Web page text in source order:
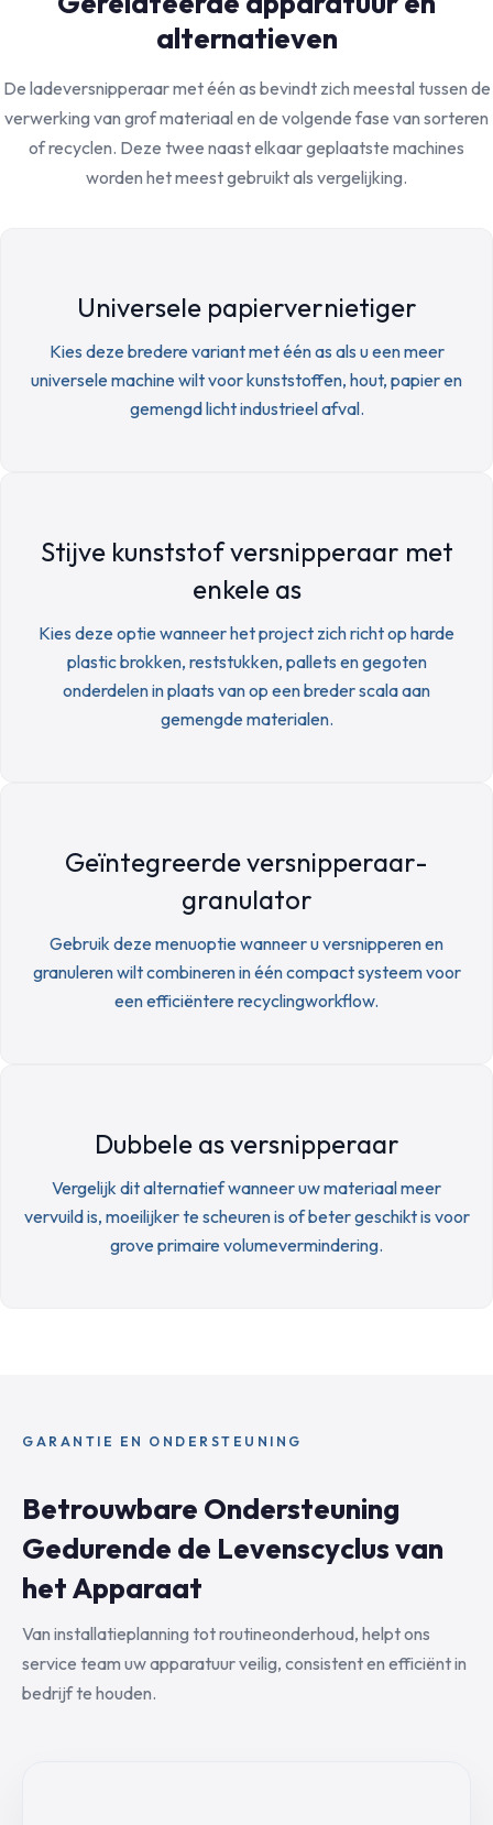
alternatieven
De ladeversnipperaar met één as bevindt zich meestal tussen de
verwerking van grof materiaal en de volgende fase van sorteren
of recyclen. Deze twee naast elkaar geplaatste machines
worden het meest gebruikt als vergelijking.
Universele papiervernietiger
Kies deze bredere variant met één as als u een meer
universele machine wilt voor kunststoffen, hout, papier en
gemengd licht industrieel afval.
Stijve kunststof versnipperaar met
enkele as
Kies deze optie wanneer het project zich richt op harde
plastic brokken, reststukken, pallets en gegoten
onderdelen in plaats van op een breder scala aan
gemengde materialen.
Geïntegreerde versnipperaar-
granulator
Gebruik deze menuoptie wanneer u versnipperen en
granuleren wilt combineren in één compact systeem voor
een efficiëntere recyclingworkflow.
Dubbele as versnipperaar
Vergelijk dit alternatief wanneer uw materiaal meer
vervuild is, moeilijker te scheuren is of beter geschikt is voor
grove primaire volumevermindering.
GARANTIE EN ONDERSTEUNING
Betrouwbare Ondersteuning
Gedurende de Levenscyclus van
het Apparaat
Van installatieplanning tot routineonderhoud, helpt ons
service team uw apparatuur veilig, consistent en efficiënt in
bedrijf te houden.